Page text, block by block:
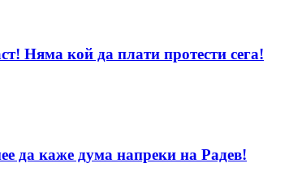
Няма кой да плати протести сега!
да каже дума напреки на Радев!